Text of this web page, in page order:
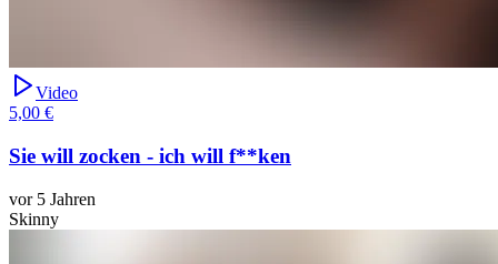
Video
5,00 €
Sie will zocken - ich will f**ken
vor 5 Jahren
Skinny